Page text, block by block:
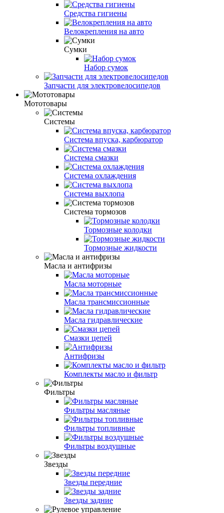
Средства гигиены
Велокрепления на авто
Сумки
Набор сумок
Запчасти для электровелосипедов
Мототовары
Системы
Система впуска, карбюратор
Система смазки
Система охлаждения
Система выхлопа
Система тормозов
Тормозные колодки
Тормозные жидкости
Масла и антифризы
Масла моторные
Масла трансмиссионные
Масла гидравлические
Смазки цепей
Антифризы
Комплекты масло и фильтр
Фильтры
Фильтры масляные
Фильтры топливные
Фильтры воздушные
Звезды
Звезды передние
Звезды задние